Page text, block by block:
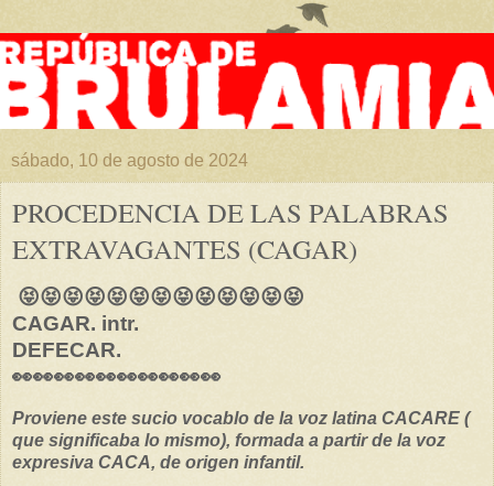
sábado, 10 de agosto de 2024
PROCEDENCIA DE LAS PALABRAS
EXTRAVAGANTES (CAGAR)
😝😝😝😝😝😝😝😝😝😝😝😝😝
CAGAR. intr.
DEFECAR.
👀👀👀👀👀👀👀👀👀👀
Proviene este sucio vocablo de la voz latina CACARE (
que significaba lo mismo), formada a partir de la voz
expresiva CACA, de origen infantil.